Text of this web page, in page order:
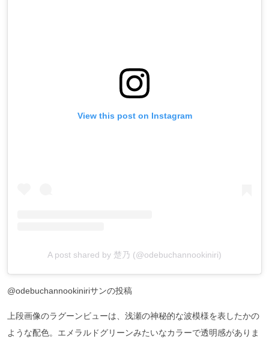
View this post on Instagram
A post shared by 楚乃 (@odebuchannookiniri)
@odebuchannookiniriサンの投稿
上段画像のラグーンビューは、浅瀬の神秘的な波模様を表したかの
ような配色。エメラルドグリーンみたいなカラーで透明感がありま